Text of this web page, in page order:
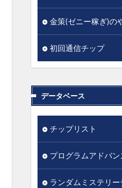
金策(ゼニー稼ぎ)の
初回通信チップ
データベース
チップリスト
プログラムアドバン
ランダムミステリー